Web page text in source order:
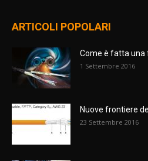
ARTICOLI POPOLARI
Come è fatta una
1 Settembre 2016
Nuove frontiere
23 Settembre 2016